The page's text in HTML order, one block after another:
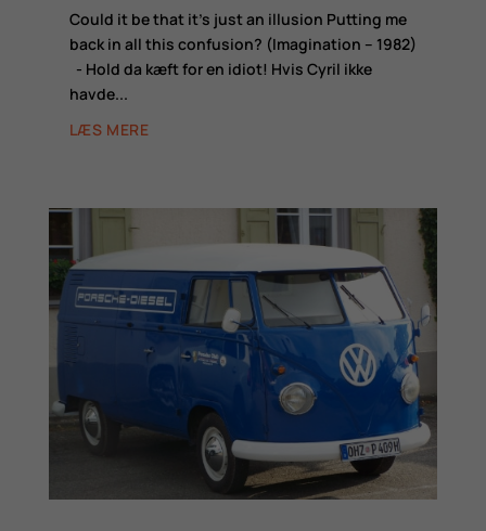
Could it be that it's just an illusion Putting me
back in all this confusion? (Imagination – 1982)
- Hold da kæft for en idiot! Hvis Cyril ikke
havde...
LÆS MERE